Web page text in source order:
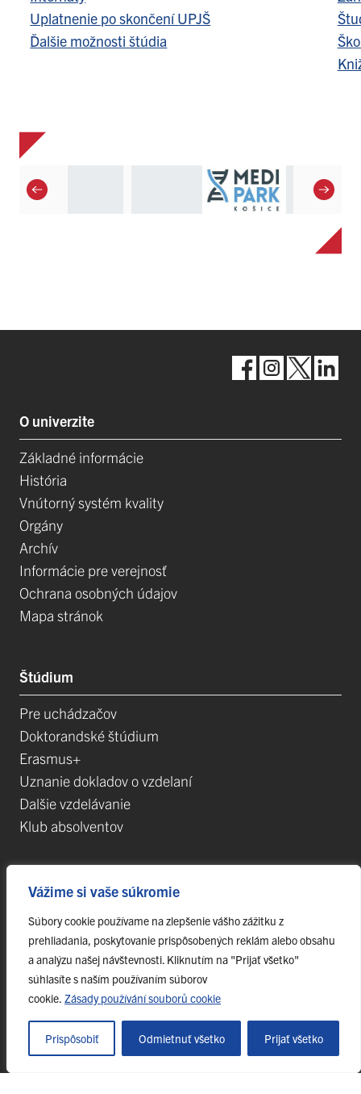
Vážime si vaše súkromie
Súbory cookie používame na zlepšenie vášho zážitku z
prehliadania, poskytovanie prispôsobených reklám alebo obsahu
a analýzu našej návštevnosti. Kliknutím na "Prijať všetko"
súhlasíte s naším používaním súborov
cookie. Zásady používání souborů cookie
Prispôsobiť Odmietnuť všetko Prijať všetko
Uplatnenie po skončení UPJŠ
Ďalšie možnosti štúdia
O univerzite
Základné informácie
História
Vnútorný systém kvality
Orgány
Archív
Informácie pre verejnosť
Ochrana osobných údajov
Mapa stránok
Štúdium
Pre uchádzačov
Doktorandské štúdium
Erasmus+
Uznanie dokladov o vzdelaní
Dalšie vzdelávanie
Klub absolventov
Veda
Postdoktorandské pozíce
Projekty
Špičkové tímy
TIP-UPJŠ
Evidencia publikačnej činnosti
Habilitačné a vymenúvacie konania